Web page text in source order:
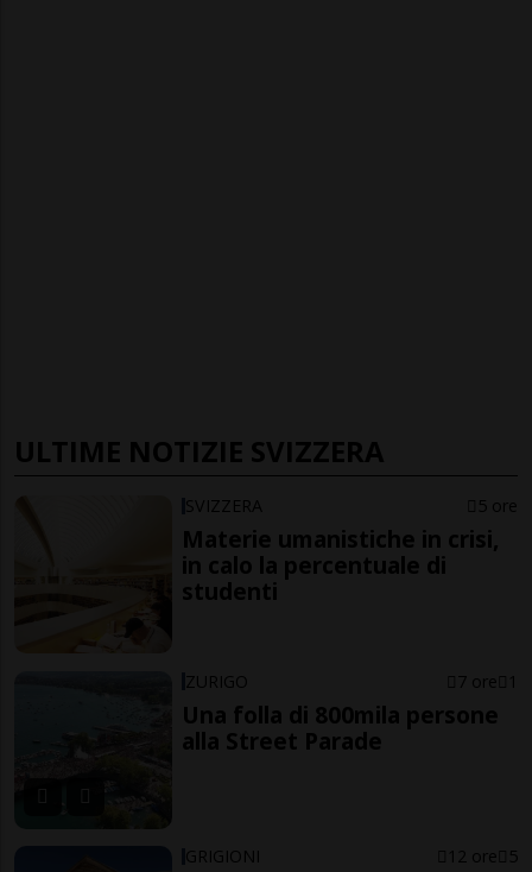
ULTIME NOTIZIE SVIZZERA
SVIZZERA 5 ore
Materie umanistiche in crisi,
in calo la percentuale di
studenti
ZURIGO 7 ore 1
Una folla di 800mila persone
alla Street Parade
GRIGIONI 12 ore 5